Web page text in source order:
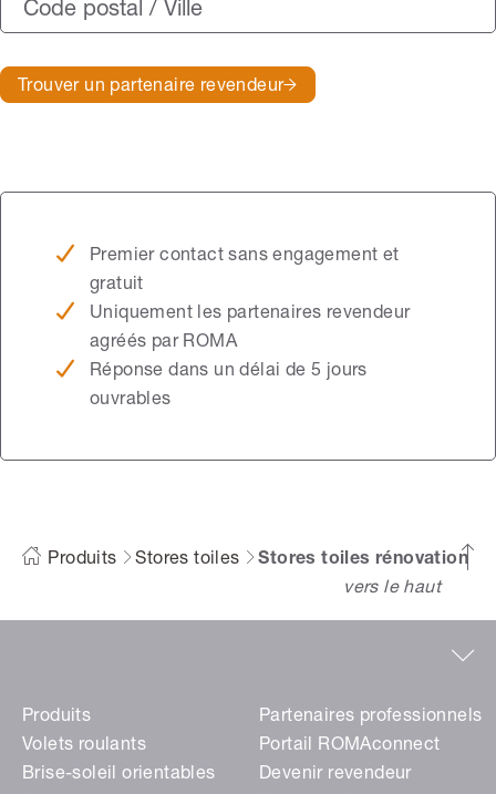
Trouver un partenaire revendeur
Premier contact sans engagement et
gratuit
Uniquement les partenaires revendeur
agréés par ROMA
Réponse dans un délai de 5 jours
ouvrables
Produits Stores toiles
Stores toiles rénovation
vers le haut
Produits
Volets roulants
Brise-soleil orientables
Partenaires professionnels
Portail ROMAconnect
Devenir revendeur